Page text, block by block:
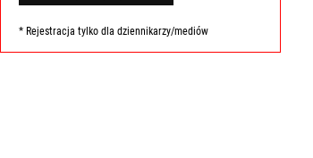
* Rejestracja tylko dla dziennikarzy/mediów